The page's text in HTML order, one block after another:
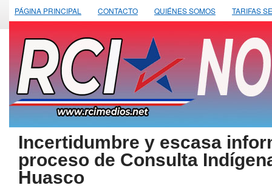
PÁGINA PRINCIPAL CONTACTO QUIÉNES SOMOS TARIFAS
Incertidumbre y escasa
proceso de Consulta
Huasco